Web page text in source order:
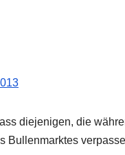
diejenigen, die
Bullenmarktes